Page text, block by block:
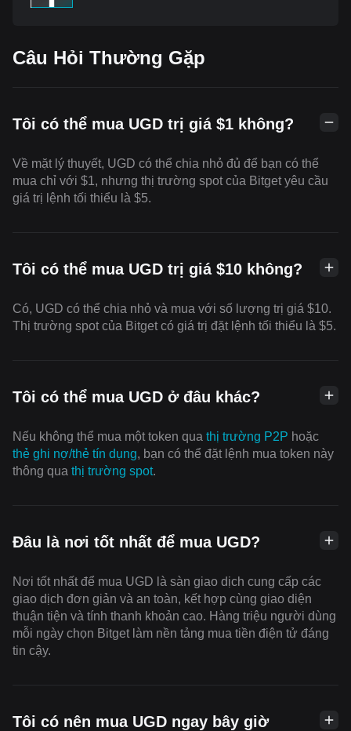
Câu Hỏi Thường Gặp
Tôi có thể mua UGD trị giá $1 không?
Về mặt lý thuyết, UGD có thể chia nhỏ đủ để bạn có thể
mua chỉ với $1, nhưng thị trường spot của Bitget yêu cầu
giá trị lệnh tối thiểu là $5.
Tôi có thể mua UGD trị giá $10 không?
Có, UGD có thể chia nhỏ và mua với số lượng trị giá $10.
Thị trường spot của Bitget có giá trị đặt lệnh tối thiểu là $5.
Tôi có thể mua UGD ở đâu khác?
Nếu không thể mua một token qua thị trường P2P hoặc
thẻ ghi nợ/thẻ tín dụng, bạn có thể đặt lệnh mua token này
thông qua thị trường spot.
Đâu là nơi tốt nhất để mua UGD?
Nơi tốt nhất để mua UGD là sàn giao dịch cung cấp các
giao dịch đơn giản và an toàn, kết hợp cùng giao diện
thuận tiện và tính thanh khoản cao. Hàng triệu người dùng
mỗi ngày chọn Bitget làm nền tảng mua tiền điện tử đáng
tin cậy.
Tôi có nên mua UGD ngay bây giờ